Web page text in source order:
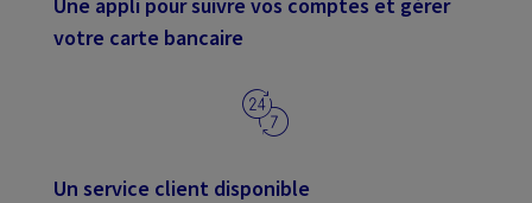
votre carte bancaire
Un service client disponible